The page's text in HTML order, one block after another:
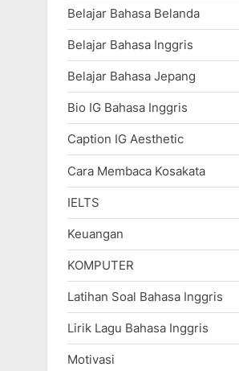
Belajar Bahasa Belanda
Belajar Bahasa Inggris
Belajar Bahasa Jepang
Bio IG Bahasa Inggris
Caption IG Aesthetic
Cara Membaca Kosakata
IELTS
Keuangan
KOMPUTER
Latihan Soal Bahasa Inggris
Lirik Lagu Bahasa Inggris
Motivasi